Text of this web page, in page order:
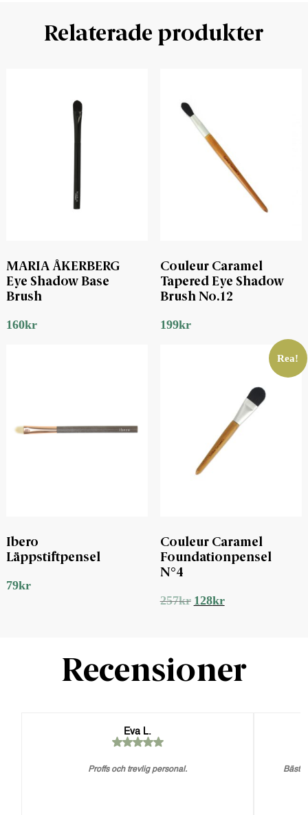
Relaterade produkter
MARIA ÅKERBERG
Eye Shadow Base
Brush
160kr
Couleur Caramel
Tapered Eye Shadow
Brush No.12
199kr
Ibero
Läppstiftpensel
79kr
Rea!
Couleur Caramel
Foundationpensel
N°4
257kr Det
128krDet
Recensioner
Eva L.
Proffs och trevlig personal. Bästa